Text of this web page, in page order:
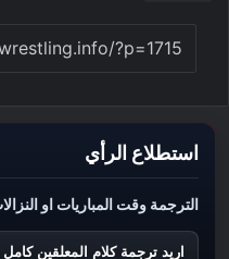
استطلاع الرأي
الترجمة وقت المباريات او
اريد ترجمة كلام المعلقين كامل